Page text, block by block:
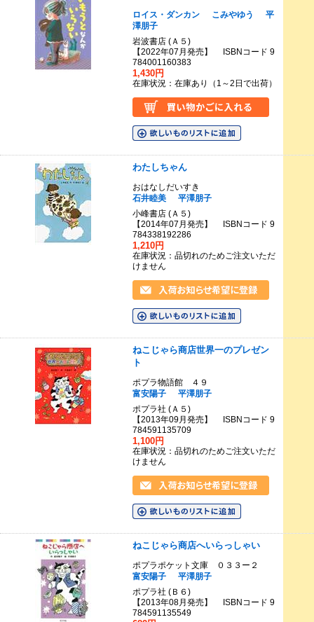
ロイス・ダンカン こみやゆう
平
澤朋子
岩波書店 (Ａ５)
【2022年07月発売】 ISBNコード 9
784001160383
1,430円
在庫状況：在庫あり（1～2日で出荷）
わたしちゃん
おはなしだいすき
石井睦美
平澤朋子
小峰書店 (Ａ５)
【2014年07月発売】 ISBNコード 9
784338192286
1,210円
在庫状況：品切れのためご注文いただ
けません
ねこじゃら商店世界一のプレゼン
ト
ポプラ物語館 ４９
富安陽子
平澤朋子
ポプラ社 (Ａ５)
【2013年09月発売】 ISBNコード 9
784591135709
1,100円
在庫状況：品切れのためご注文いただ
けません
ねこじゃら商店へいらっしゃい
ポプラポケット文庫 ０３３ー２
富安陽子
平澤朋子
ポプラ社 (Ｂ６)
【2013年08月発売】 ISBNコード 9
784591135549